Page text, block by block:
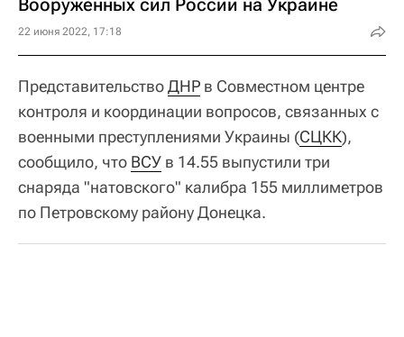
Вооруженных сил России на Украине
22 июня 2022, 17:18
ПредставительствоДНР в Совместном центре
контроля и координации вопросов, связанных с
военными преступлениями Украины (СЦКК),
сообщило, что ВСУ в 14.55 выпустили три
снаряда "натовского" калибра 155 миллиметров
по Петровскому району Донецка.